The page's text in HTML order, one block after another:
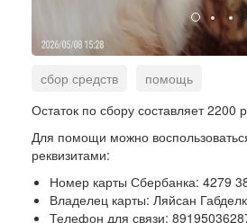
сбор средств
помощь
Остаток по сбору составляет 2200
Для помощи можно
реквизитами:
Номер карты Сбербанка: 4279
Владелец карты: Ляйсан
Телефон для связи: